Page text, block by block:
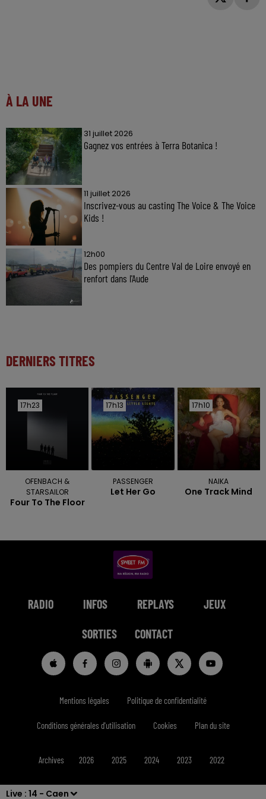
Live : 14 - Caen
À LA UNE
31 juillet 2026
Gagnez vos entrées à Terra Botanica !
11 juillet 2026
Inscrivez-vous au casting The Voice & The Voice
Kids !
12h00
Des pompiers du Centre Val de Loire envoyé en
renfort dans l'Aude
DERNIERS TITRES
17h23
17h23
OFENBACH &
STARSAILOR
Four To The Floor
17h13
17h13
PASSENGER
Let Her Go
17h10
17h10
NAIKA
One Track Mind
RADIO INFOS REPLAYS JEUX
SORTIES CONTACT
Mentions légales Politique de confidentialité
Conditions générales d'utilisation Cookies Plan du site
Archives 2026 2025 2024 2023 2022